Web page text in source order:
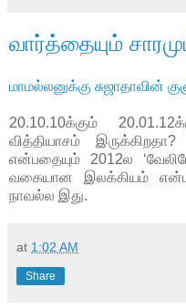
வார்த்தையும்
மாமல்லனுக்கு சுஜாதாவின்
20.10.10க்கும்
வித்தியாசம் இருக்கிறதா?
என்பதையும் 2012ல
வகையான இலக்கியம் என்பது
நாவல்ல இது.
at 1:02 AM
Share